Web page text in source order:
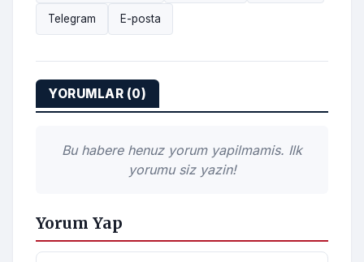
Telegram E-posta
YORUMLAR (0)
Bu habere henuz yorum yapilmamis. Ilk
yorumu siz yazin!
Yorum Yap